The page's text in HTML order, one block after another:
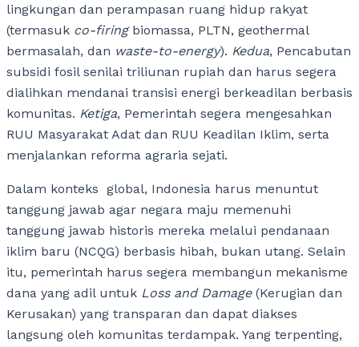
lingkungan dan perampasan ruang hidup rakyat
(termasuk co-firingbiomassa, PLTN, geothermal
bermasalah, dan waste-to-energy). Kedua, Pencabutan
subsidi fosil senilai triliunan rupiah dan harus segera
dialihkan mendanai transisi energi berkeadilan berbasis
komunitas. Ketiga, Pemerintah segera mengesahkan
RUU Masyarakat Adat dan RUU Keadilan Iklim, serta
menjalankan reforma agraria sejati.
Dalam konteks global, Indonesia harus menuntut
tanggung jawab agar negara maju memenuhi
tanggung jawab historis mereka melalui pendanaan
iklim baru (NCQG) berbasis hibah, bukan utang. Selain
itu, pemerintah harus segera membangun mekanisme
dana yang adil untuk Loss and Damage(Kerugian dan
Kerusakan) yang transparan dan dapat diakses
langsung oleh komunitas terdampak. Yang terpenting,